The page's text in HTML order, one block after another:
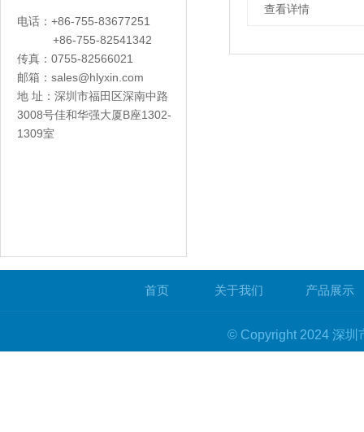
电话：+86-755-83677251
+86-755-82541342
传真：0755-82566021
邮箱： sales@hlyxin.com
地 址：深圳市福田区深南中路
3008号佳和华强大厦B座1302-
1309室
查看详情
首页 关于我们 产品展示
© Copyright 2024 深圳